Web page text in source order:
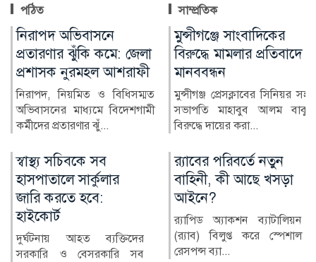
পঠিত সাম্প্রতিক
মুন্সীগঞ্জে সাংবাদিকের
বিরুদ্ধে মামলার প্রতিবাদে
মানববন্ধন
মুন্সীগঞ্জ প্রেসক্লাবের সিনিয়র সহ-
সভাপতি মাহাবুব আলম বাবুর
বিরুদ্ধে দায়ের করা...
বোয়ালমারীতে
নিয়মবহির্ভূতভাবে
বিদ্যালয়ের মালামাল
বিক্রির অভিযোগ
ফরিদপুরের বোয়ালমারী
উপজেলার গোহাইলবাড়ী মাধ্যমিক
র‍্যাবের পরিবর্তে নতুন
বাহিনী, কী আছে খসড়া
আইনে?
র‍্যাপিড অ্যাকশন ব্যাটালিয়ন
(র‍্যাব) বিলুপ্ত করে স্পেশাল
রেসপন্স ব্যা...
নোয়াখালীতে জিও ব্যাগ
প্রকল্পে অনিয়মের
অভিযোগ, এলাকাবাসীর
মানববন্ধন
নোয়াখালীর সুবর্ণচর উপজেলার
পূর্ব চরবাটা ইউনিয়নের সেলিম